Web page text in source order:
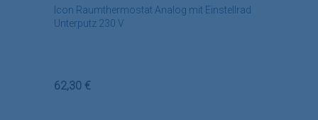
Icon Raumthermostat Analog mit Einstellrad
Unterputz 230 V
Regulärer Preis:
62,30 €